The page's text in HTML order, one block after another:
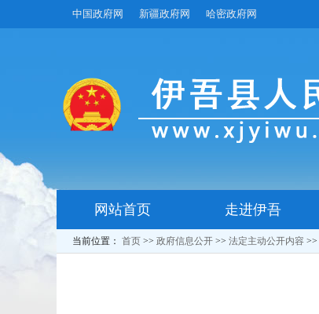
中国政府网 新疆政府网 哈密政府网
网站首页 走进伊吾
当前位置： 首页 >> 政府信息公开 >> 法定主动公开内容 >>